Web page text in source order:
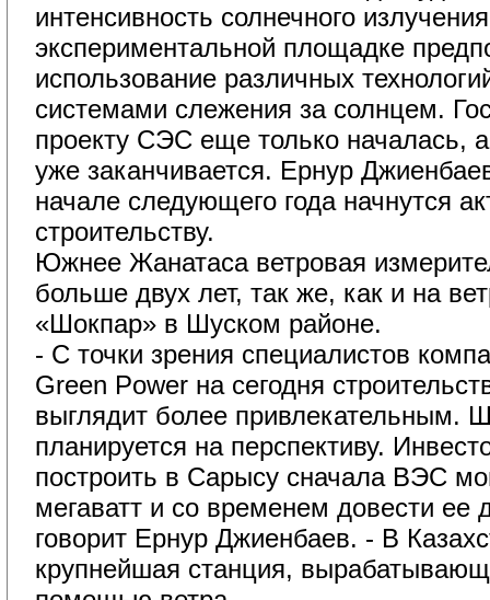
интенсивность солнечного
экспериментальной площадке
использование различных
системами слежения за солнцем.
проекту СЭС еще только началась,
уже заканчивается. Ернур
начале следующего года начнутся
строительству.
Южнее Жанатаса ветровая
больше двух лет, так же, как и на
«Шокпар» в Шуском районе.
- С точки зрения специалистов
Green Power на сегодня
выглядит более привлекательным.
планируется на перспективу.
построить в Сарысу сначала ВЭС
мегаватт и со временем довести ее
говорит Ернур Джиенбаев. - В
крупнейшая станция,